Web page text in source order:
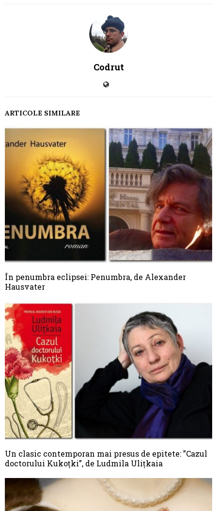
Codrut
ARTICOLE SIMILARE
În penumbra eclipsei: Penumbra, de Alexander
Hausvater
Un clasic contemporan mai presus de epitete: ”Cazul
doctorului Kukoțki”, de Ludmila Ulițkaia